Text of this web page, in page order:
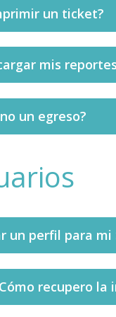
un ticket?
mis
un egreso?
un perfil para mi
recupero la